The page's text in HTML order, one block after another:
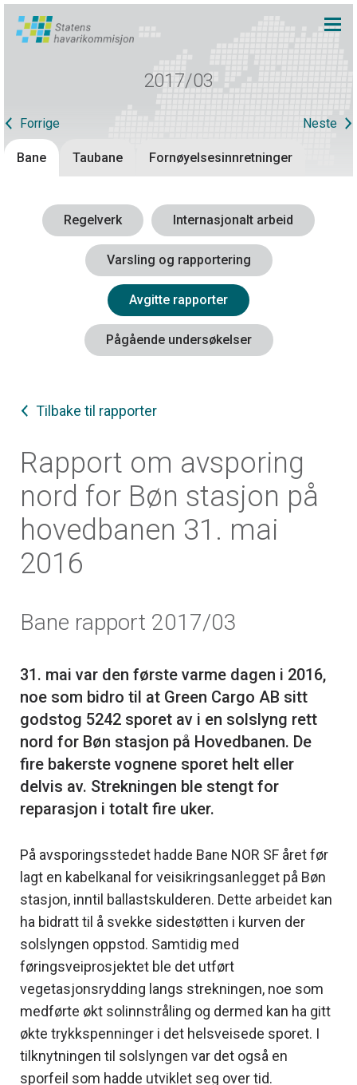
2017/03
Forrige Neste
Bane Taubane Fornøyelsesinnretninger
Regelverk Internasjonalt arbeid
Varsling og rapportering
Avgitte rapporter
Pågående undersøkelser
Tilbake til rapporter
Rapport om avsporing
nord for Bøn stasjon på
hovedbanen 31. mai
2016
Bane rapport 2017/03
31. mai var den første varme dagen i 2016,
noe som bidro til at Green Cargo AB sitt
godstog 5242 sporet av i en solslyng rett
nord for Bøn stasjon på Hovedbanen. De
fire bakerste vognene sporet helt eller
delvis av. Strekningen ble stengt for
På avsporingsstedet hadde Bane NOR SF året før
lagt en kabelkanal for veisikringsanlegget på Bøn
stasjon, inntil ballastskulderen. Dette arbeidet kan
ha bidratt til å svekke sidestøtten i kurven der
solslyngen oppstod. Samtidig med
føringsveiprosjektet ble det utført
vegetasjonsrydding langs strekningen, noe som
medførte økt solinnstråling og dermed kan ha gitt
økte trykkspenninger i det helsveisede sporet. I
tilknytningen til solslyngen var det også en
sporfeil som hadde utviklet seg over tid.